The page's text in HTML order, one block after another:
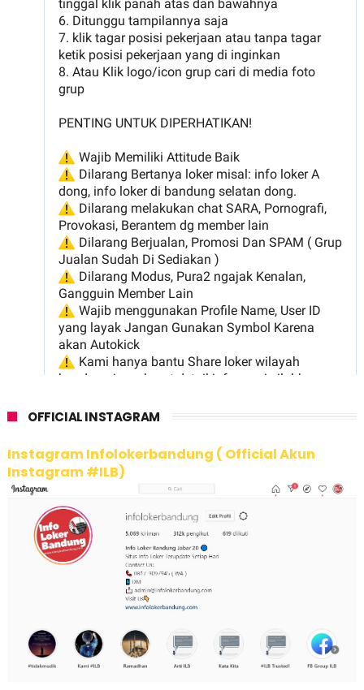
OFFICIAL INSTAGRAM
Instagram Infolokerbandung ( Official Akun
Instagram #ILB)